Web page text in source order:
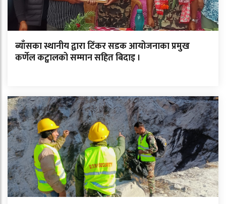
ब्याँसका स्थानीय द्वारा टिंकर सडक आयोजनाका प्रमुख
कर्णेल कट्वालको सम्मान सहित बिदाइ ।